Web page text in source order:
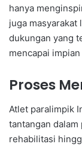
hanya
juga masyarakat
dukungan yang
mencapai
Proses
Atlet paralimpik
tantangan
rehabilitasi